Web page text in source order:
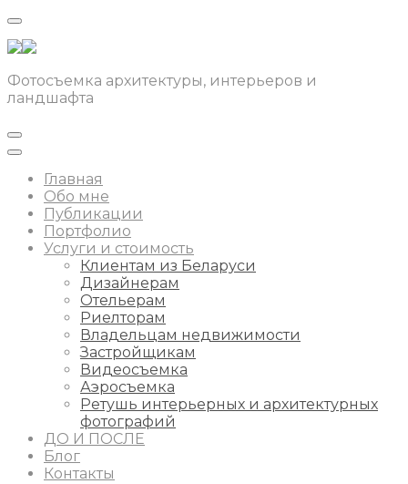
Фотосъемка архитектуры, интерьеров и
ландшафта
Главная
Обо мне
Публикации
Портфолио
Услуги и стоимость
Клиентам из Беларуси
Дизайнерам
Отельерам
Риелторам
Владельцам недвижимости
Застройщикам
Видеосъемка
Аэросъемка
Ретушь интерьерных и архитектурных
фотографий
ДО И ПОСЛЕ
Блог
Контакты